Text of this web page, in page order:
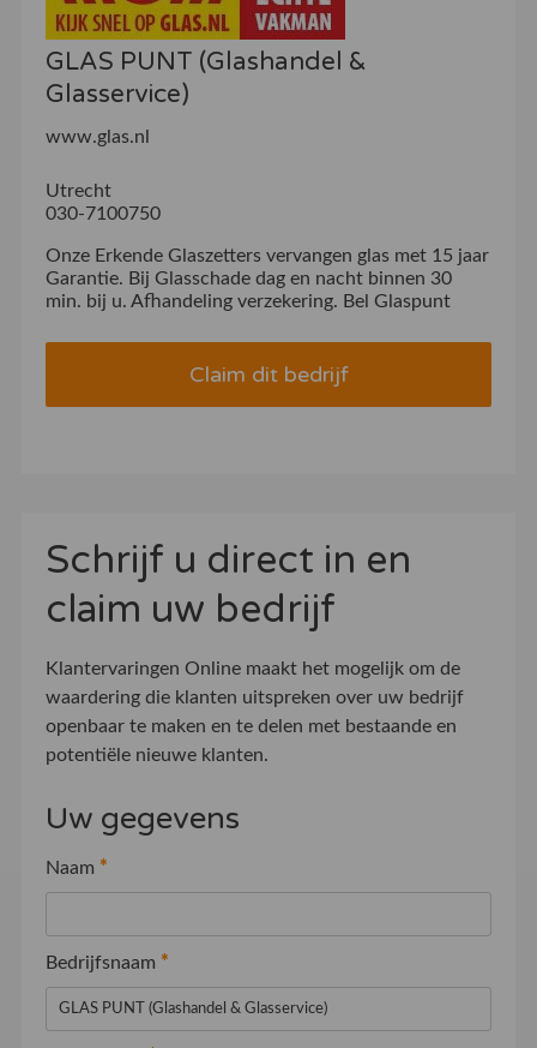
GLAS PUNT (Glashandel &
Glasservice)
www.glas.nl
Utrecht
030-7100750
Onze Erkende Glaszetters vervangen glas met 15 jaar
Garantie. Bij Glasschade dag en nacht binnen 30
min. bij u. Afhandeling verzekering. Bel Glaspunt
Claim dit bedrijf
Schrijf u direct in en
claim uw bedrijf
Klantervaringen Online maakt het mogelijk om de
waardering die klanten uitspreken over uw bedrijf
openbaar te maken en te delen met bestaande en
potentiële nieuwe klanten.
Uw gegevens
Naam *
Bedrijfsnaam *